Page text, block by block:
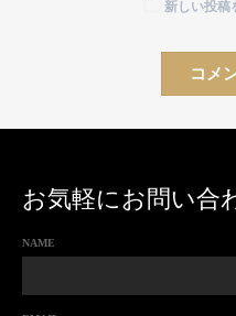
新しい投稿
お気軽にお問い合
NAME